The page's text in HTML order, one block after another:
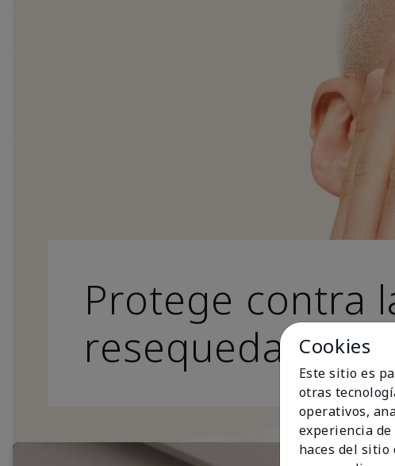
Protege contra
resequedad.Cookies
Este sitio es
otras
operativos,
experiencia
haces del sitio